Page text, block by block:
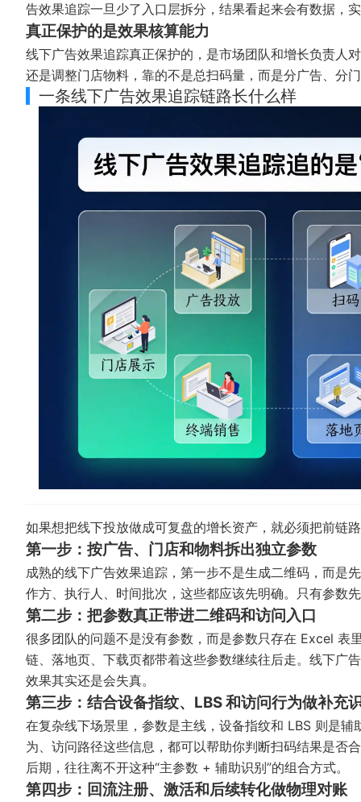
告效果追踪一旦少了入口层拆分，结果看起来会有数据，
真正保护的是效果核算能力
线下广告效果追踪真正保护的，是市场团队和增长负责人
还是调整门店物料，靠的不是总扫码量，而是分广告、分
一条线下广告效果追踪链路长什么样
如果想把线下投放做成可复盘的增长资产，就必须把前链
第一步：按广告、门店和物料拆出独立参数
成熟的线下广告效果追踪，第一步不是生成二维码，而是
作方、执行人、时间批次，这些都应该先明确。只有参数
第二步：把参数真正带进二维码和访问入口
很多团队的问题不是没有参数，而是参数只存在 Excel 表
链、落地页、下载页都带着这些参数继续往后走。线下广
效果其实还是会失真。
第三步：结合设备指纹、LBS 和访问行为做补充
在复杂线下场景里，参数是主线，设备指纹和 LBS 则是
为、访问路径这些信息，都可以帮助你判断扫码结果是否
后期，往往离不开这种“主参数 + 辅助识别”的组合方式。
第四步：回流注册、激活和后续转化做物理对账